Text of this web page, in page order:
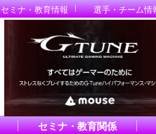
セミナ・教育情報 選手・チーム情
セミナ・教育関係